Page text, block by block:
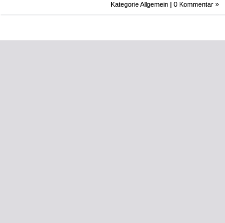
KategorieAllgemein | 0 Kommentar »